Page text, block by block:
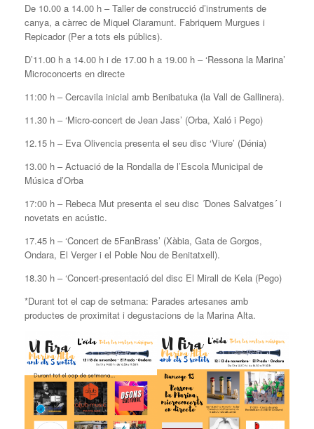
De 10.00 a 14.00 h – Taller de construcció d’instruments de
canya, a càrrec de Miquel Claramunt. Fabriquem Murgues i
Repicador (Per a tots els públics).
D’11.00 h a 14.00 h i de 17.00 h a 19.00 h – ‘Ressona la Marina’
Microconcerts en directe
11:00 h – Cercavila inicial amb Benibatuka (la Vall de Gallinera).
11.30 h – ‘Micro-concert de Jean Jass’ (Orba, Xaló i Pego)
12.15 h – Eva Olivencia presenta el seu disc ‘Viure’ (Dénia)
13.00 h – Actuació de la Rondalla de l’Escola Municipal de
Música d’Orba
17:00 h – Rebeca Mut presenta el seu disc ´Dones Salvatges´ i
novetats en acústic.
17.45 h – ‘Concert de 5FanBrass’ (Xàbia, Gata de Gorgos,
Ondara, El Verger i el Poble Nou de Benitatxell).
18.30 h – ‘Concert-presentació del disc El Mirall de Kela (Pego)
*Durant tot el cap de setmana: Parades artesanes amb
productes de proximitat i degustacions de la Marina Alta.